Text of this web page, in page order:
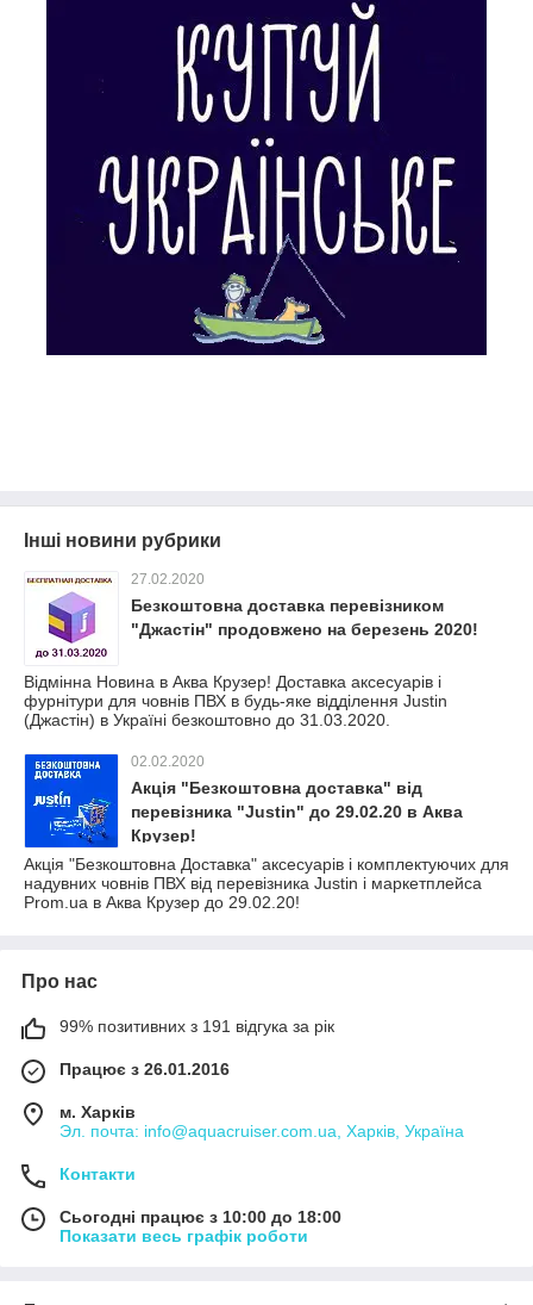
Інші новини рубрики
27.02.2020
Безкоштовна доставка перевізником
"Джастін" продовжено на березень 2020!
Відмінна Новина в Аква Крузер! Доставка аксесуарів і
фурнітури для човнів ПВХ в будь-яке відділення Justin
(Джастін) в Україні безкоштовно до 31.03.2020.
02.02.2020
Акція "Безкоштовна доставка" від
перевізника "Justin" до 29.02.20 в Аква
Крузер!
Акція "Безкоштовна Доставка" аксесуарів і комплектуючих для
надувних човнів ПВХ від перевізника Justin і маркетплейса
Prom.ua в Аква Крузер до 29.02.20!
Про нас
99% позитивних з 191 відгука за рік
Працює з 26.01.2016
м. Харків
Эл. почта: info@aquacruiser.com.ua, Харків, Україна
Контакти
Сьогодні працює з 10:00 до 18:00
Показати весь графік роботи